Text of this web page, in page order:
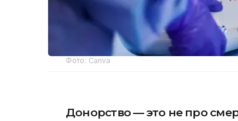
Фото: Canva
Донорство — это не про